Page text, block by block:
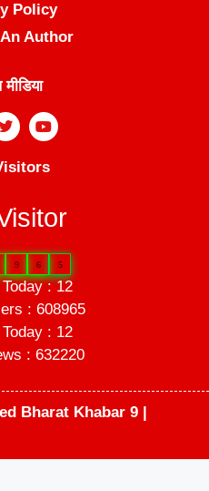
Policy
Author
9 6 5
: 12
: 608965
: 12
: 632220
Bharat Khabar 9 |